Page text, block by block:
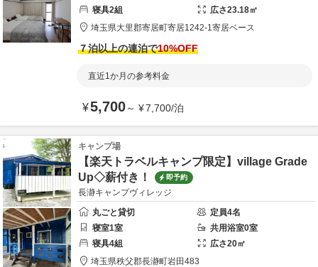
寝具2組 広さ23.18㎡
埼玉県大里郡寄居町寄居1242-1寄居ベース
７泊以上の連泊で10%OFF
直近1か月の参考料金
¥5,700～ ¥7,700/泊
キャンプ場
【楽天トラベルキャンプ限定】village Grade
Up◇薪付き！
即予約
長瀞キャンプヴィレッジ
丸ごと貸切
定員4名
寝室1室 共用浴室0室
寝具4組 広さ20㎡
埼玉県秩父郡長瀞町岩田483